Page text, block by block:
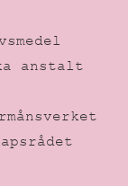
anstalt